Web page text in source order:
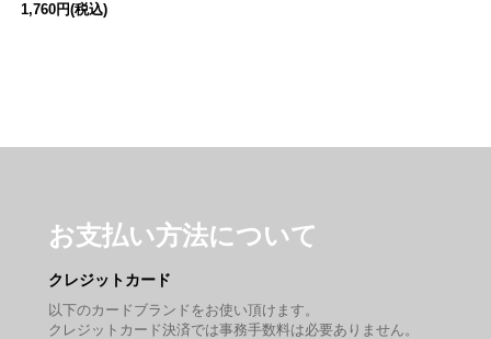
1,760円(税込)
お支払い方法について
クレジットカード
以下のカードブランドをお使い頂けます。
クレジットカード決済では事務手数料は必要ありません。